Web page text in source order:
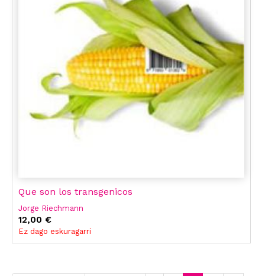
Que son los transgenicos
Jorge Riechmann
12,00 €
Ez dago eskuragarri